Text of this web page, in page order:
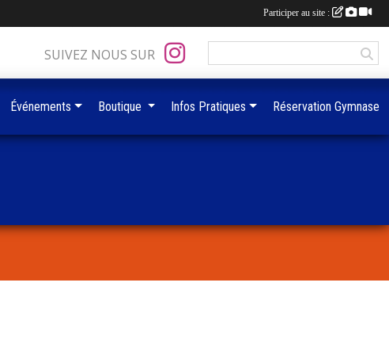
SUIVEZ NOUS SUR
Événements Boutique Infos Pratiques Réservation Gymnase
Participer au site :